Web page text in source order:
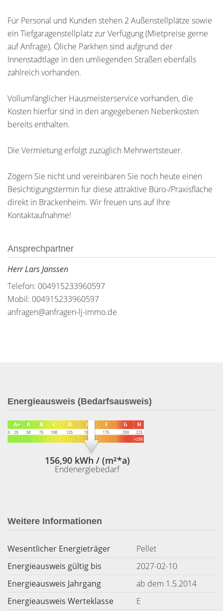
Für Personal und Kunden stehen 2 Außenstellplätze sowie
ein Tiefgaragenstellplatz zur Verfügung (Mietpreise gerne
auf Anfrage). Öliche Parkhen sind aufgrund der
Innenstadtlage in den umliegenden Straßen ebenfalls
zahlreich vorhanden.
Vollumfänglicher Hausmeisterservice vorhanden, die
Kosten hierfür sind in den angegebenen Nebenkosten
bereits enthalten.
Die Vermietung erfolgt zuzüglich Mehrwertsteuer.
Zögern Sie nicht und vereinbaren Sie noch heute einen
Besichtigungstermin für diese attraktive Büro-/Praxisfläche
direkt in Brackenheim. Wir freuen uns auf Ihre
Kontaktaufnahme!
Ansprechpartner
Herr Lars Janssen
Telefon: 004915233960597
Mobil: 004915233960597
anfragen@anfragen-lj-immo.de
Energieausweis (Bedarfsausweis)
156,90 kWh / (m²*a)
Endenergiebedarf
Weitere Informationen
Wesentlicher Energieträger
Pellet
Energieausweis gültig bis
2027-02-10
Energieausweis Jahrgang
ab dem 1.5.2014
Energieausweis Werteklasse
E